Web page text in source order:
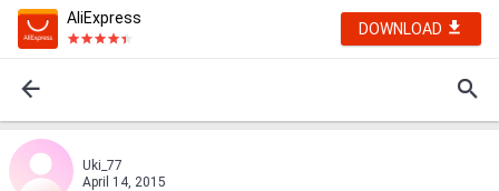
AliExpress
DOWNLOAD
Uki_77
April 14, 2015